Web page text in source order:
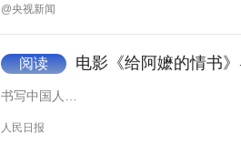
@央视新闻
阅读 电影《给阿嬷的情书
书写中国人…
人民日报